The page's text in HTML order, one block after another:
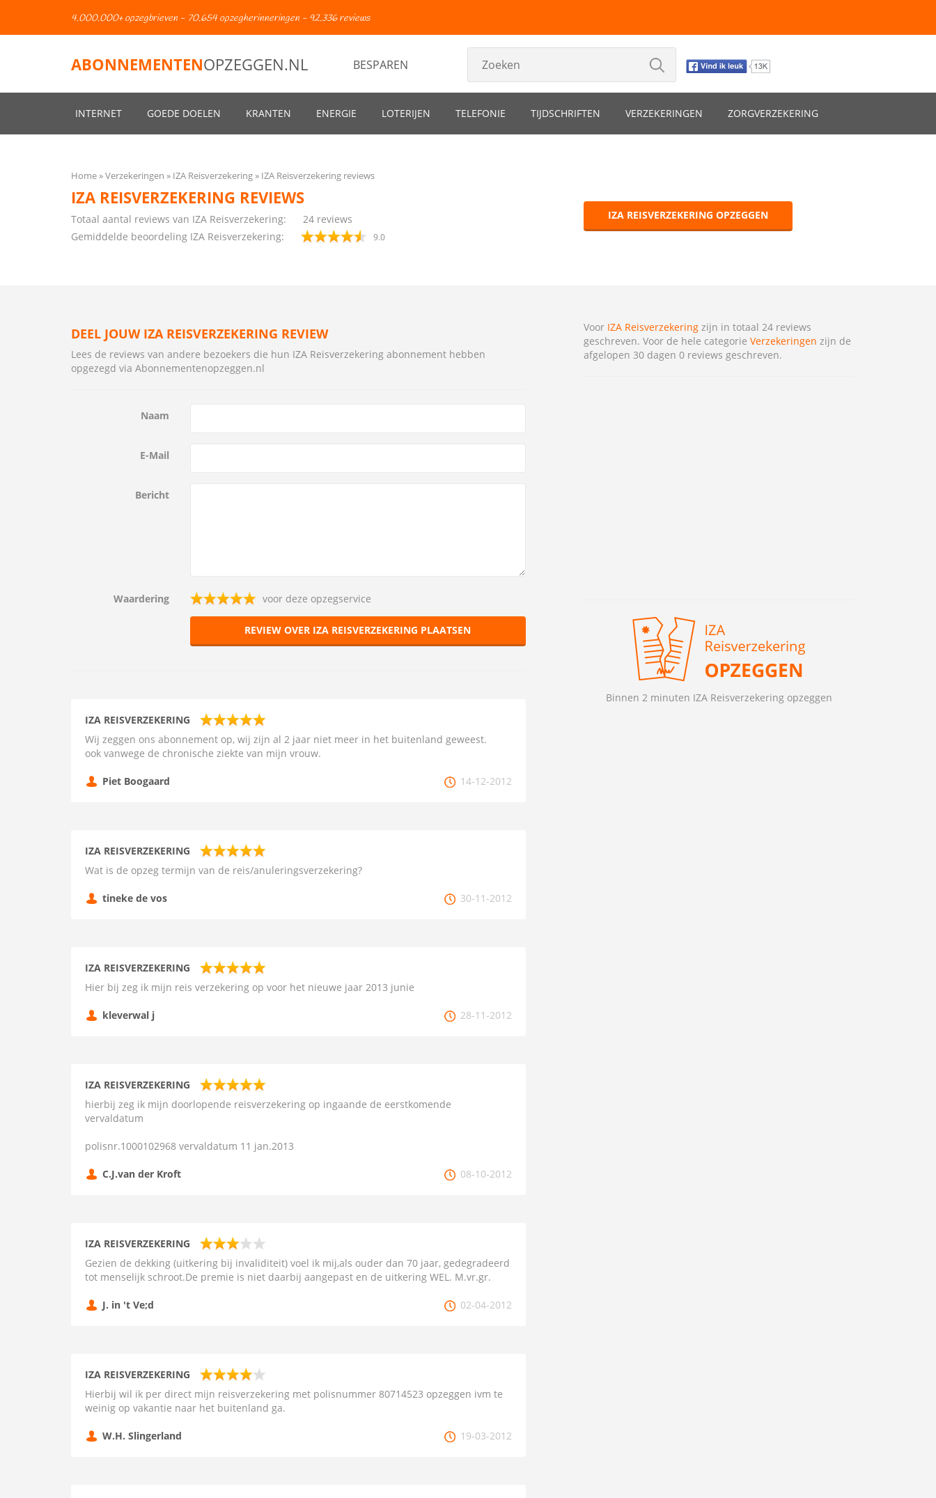
4.000.000+ opzegbrieven - 70.654 opzegherinneringen - 92.336 reviews
ABONNEMENTENOPZEGGEN.NL BESPAREN
INTERNET GOEDE DOELEN KRANTEN ENERGIE LOTERIJEN TELEFONIE TIJDSCHRIFTEN VERZEKERINGEN ZORGVERZEKERING
Home Verzekeringen IZA Reisverzekering IZA Reisverzekering reviews
IZA REISVERZEKERING REVIEWS
Totaal aantal reviews van IZA Reisverzekering: 24 reviews
Gemiddelde beoordeling IZA Reisverzekering:
9.0
IZA REISVERZEKERING OPZEGGEN
DEEL JOUW IZA REISVERZEKERING REVIEW
Lees de reviews van andere bezoekers die hun IZA Reisverzekering abonnement hebben
opgezegd via Abonnementenopzeggen.nl
Naam
E-Mail
Bericht
Waardering voor deze opzegservice
REVIEW OVER IZA REISVERZEKERING PLAATSEN
IZA REISVERZEKERING
Wij zeggen ons abonnement op, wij zijn al 2 jaar niet meer in het buitenland geweest.
ook vanwege de chronische ziekte van mijn vrouw.
Piet Boogaard 14-12-2012
IZA REISVERZEKERING
Wat is de opzeg termijn van de reis/anuleringsverzekering?
tineke de vos 30-11-2012
IZA REISVERZEKERING
Hier bij zeg ik mijn reis verzekering op voor het nieuwe jaar 2013 junie
kleverwal j 28-11-2012
IZA REISVERZEKERING
hierbij zeg ik mijn doorlopende reisverzekering op ingaande de eerstkomende
vervaldatum
polisnr.1000102968 vervaldatum 11 jan.2013
C.J.van der Kroft 08-10-2012
IZA REISVERZEKERING
Gezien de dekking (uitkering bij invaliditeit) voel ik mij,als ouder dan 70 jaar, gedegradeerd
tot menselijk schroot.De premie is niet daarbij aangepast en de uitkering WEL. M.vr.gr.
J. in 't Ve;d 02-04-2012
IZA REISVERZEKERING
Hierbij wil ik per direct mijn reisverzekering met polisnummer 80714523 opzeggen ivm te
weinig op vakantie naar het buitenland ga.
W.H. Slingerland 19-03-2012
Voor IZA Reisverzekeringzijn in totaal 24 reviews
geschreven. Voor de hele categorie Verzekeringen zijn de
afgelopen 30 dagen 0 reviews geschreven.
Binnen 2 minuten IZA Reisverzekering opzeggen